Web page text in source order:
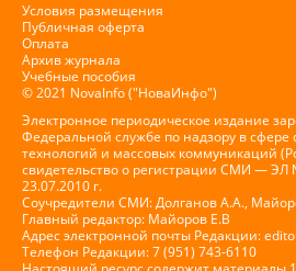
Условия размещения
Публичная оферта
Оплата
Архив журнала
Учебные пособия
© 2021 NovaInfo ("НоваИнфо")
Электронное периодическое издание
Федеральной службе по надзору в
технологий и массовых коммуникаций
свидетельство о регистрации СМИ — ЭЛ
23.07.2010 г.
Соучредители СМИ: Долганов А.А.,
Главный редактор: Майоров Е.В
Адрес электронной почты Редакции:
Телефон Редакции: 7 (951) 743-6110